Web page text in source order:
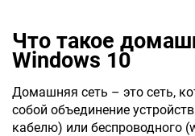
Что такое
Windows 10
Домашняя сеть – это сеть,
собой объединение
кабелю) или беспроводного